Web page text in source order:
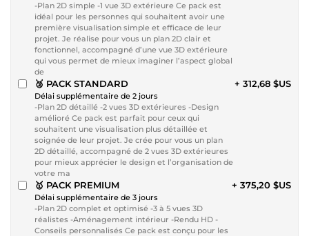
-Plan 2D simple -1 vue 3D extérieure Ce pack est
idéal pour les personnes qui souhaitent avoir une
première visualisation simple et efficace de leur
projet. Je réalise pour vous un plan 2D clair et
fonctionnel, accompagné d’une vue 3D extérieure
qui vous permet de mieux imaginer l’aspect global
de
🥈 PACK STANDARD
Délai supplémentaire de 2 jours
-Plan 2D détaillé -2 vues 3D extérieures -Design
amélioré Ce pack est parfait pour ceux qui
souhaitent une visualisation plus détaillée et
soignée de leur projet. Je crée pour vous un plan
2D détaillé, accompagné de 2 vues 3D extérieures
pour mieux apprécier le design et l’organisation de
votre ma
+ 312,68 $US
🥇 PACK PREMIUM
Délai supplémentaire de 3 jours
-Plan 2D complet et optimisé -3 à 5 vues 3D
réalistes -Aménagement intérieur -Rendu HD -
Conseils personnalisés Ce pack est conçu pour les
+ 375,20 $US